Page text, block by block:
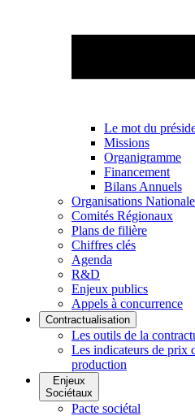
Le mot du
Missions
Organigramme
Financement
Bilans Annuels
Organisations
Comités Régionaux
Plans de filière
Chiffres clés
Agenda
R&D
Enjeux publics
Appels à concurrence
Contractualisation
Les outils de la
Les indicateurs de prix
production
Enjeux
Sociétaux
Pacte sociétal